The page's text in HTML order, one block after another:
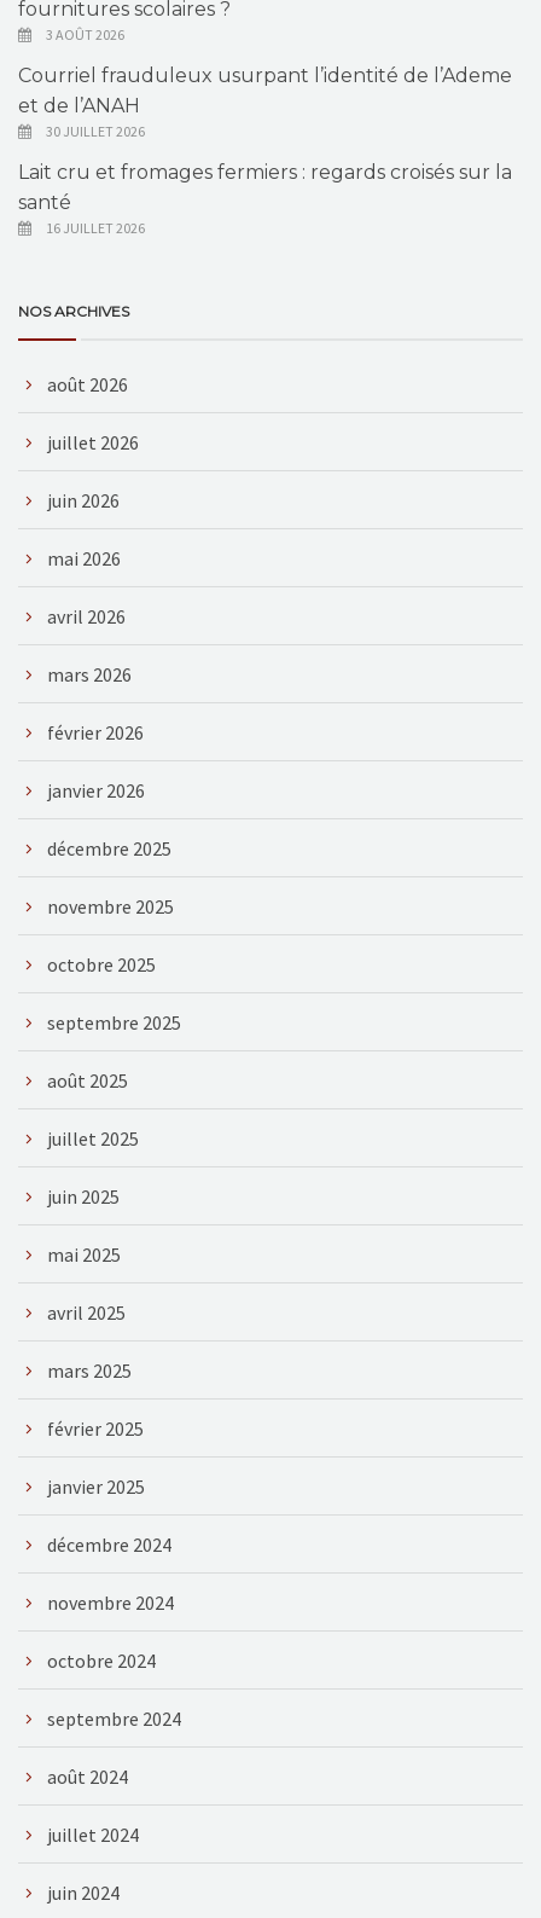
fournitures scolaires ?
3 AOÛT 2026
Courriel frauduleux usurpant l’identité de l’Ademe
et de l’ANAH
30 JUILLET 2026
Lait cru et fromages fermiers : regards croisés sur la
santé
16 JUILLET 2026
NOS ARCHIVES
août 2026
juillet 2026
juin 2026
mai 2026
avril 2026
mars 2026
février 2026
janvier 2026
décembre 2025
novembre 2025
octobre 2025
septembre 2025
août 2025
juillet 2025
juin 2025
mai 2025
avril 2025
mars 2025
février 2025
janvier 2025
décembre 2024
novembre 2024
octobre 2024
septembre 2024
août 2024
juillet 2024
juin 2024